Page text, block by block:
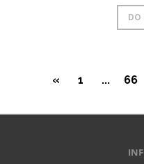
DO
« 1 ... 66